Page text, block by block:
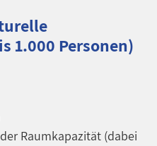
1.000 Personen)
Raumkapazität (dabei